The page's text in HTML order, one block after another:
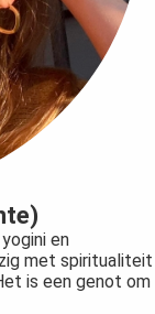
en
met spiritualiteit
is een genot om